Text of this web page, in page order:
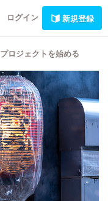
ログイン 新規登録
プロジェクトを始める